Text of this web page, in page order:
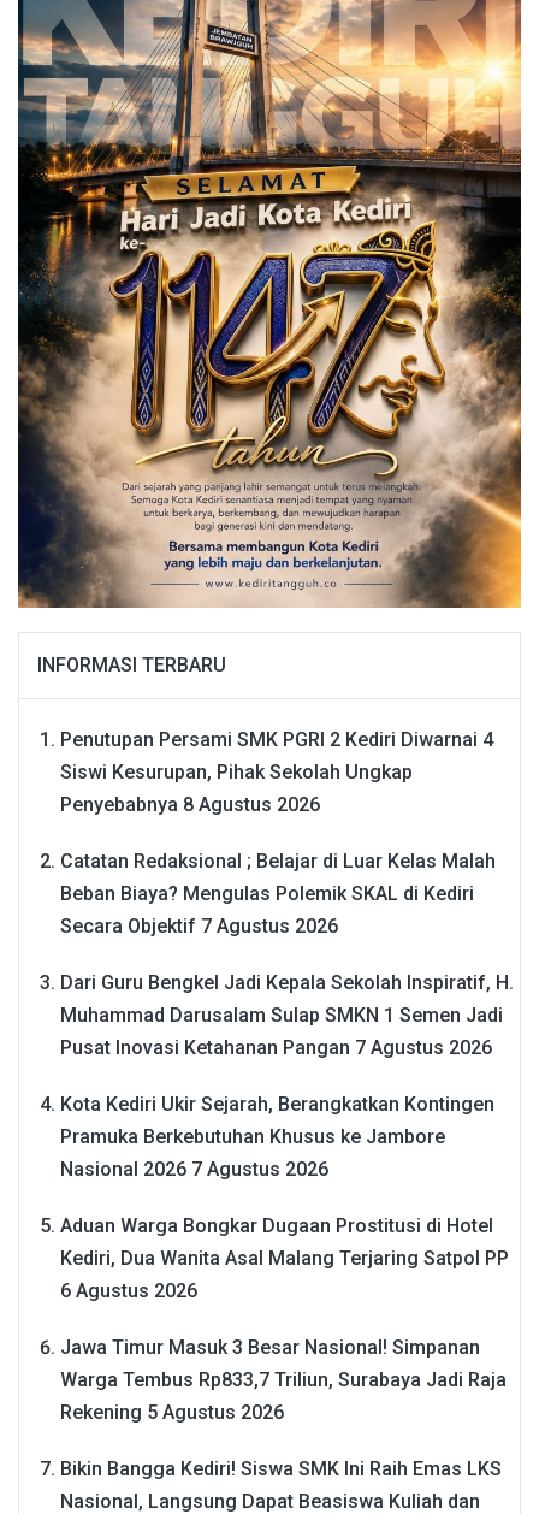
INFORMASI TERBARU
Penutupan Persami SMK PGRI 2 Kediri Diwarnai 4
Siswi Kesurupan, Pihak Sekolah Ungkap
Penyebabnya 8 Agustus 2026
Catatan Redaksional ; Belajar di Luar Kelas Malah
Beban Biaya? Mengulas Polemik SKAL di Kediri
Secara Objektif 7 Agustus 2026
Dari Guru Bengkel Jadi Kepala Sekolah Inspiratif, H.
Muhammad Darusalam Sulap SMKN 1 Semen Jadi
Pusat Inovasi Ketahanan Pangan 7 Agustus 2026
Kota Kediri Ukir Sejarah, Berangkatkan Kontingen
Pramuka Berkebutuhan Khusus ke Jambore
Nasional 2026 7 Agustus 2026
Aduan Warga Bongkar Dugaan Prostitusi di Hotel
Kediri, Dua Wanita Asal Malang Terjaring Satpol PP
6 Agustus 2026
Jawa Timur Masuk 3 Besar Nasional! Simpanan
Warga Tembus Rp833,7 Triliun, Surabaya Jadi Raja
Rekening 5 Agustus 2026
Bikin Bangga Kediri! Siswa SMK Ini Raih Emas LKS
Nasional, Langsung Dapat Beasiswa Kuliah dan